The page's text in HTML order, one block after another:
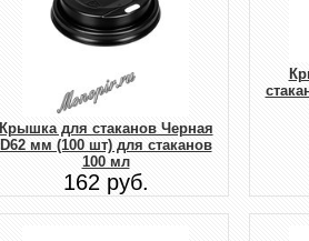
Крышка для стаканов Черная
D62 мм (100 шт) для стаканов
100 мл
162 руб.